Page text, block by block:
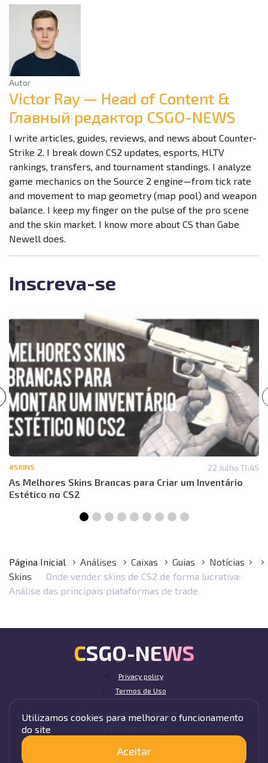
Autor
Victor Ray — Head of Content &
Главный редактор CSGO-NEWS
I write articles, guides, reviews, and news about Counter-
Strike 2. I break down CS2 updates, esports, HLTV
rankings, transfers, and tournament standings. I analyze
game mechanics on the Source 2 engine—from tick rate
and movement to map geometry (map pool) and weapon
balance. I keep my finger on the pulse of the pro scene
and the skin market. I know more about CS than Gabe
Newell does.
Inscreva-se
#SKINS 22 Julho 11:45
As Melhores Skins Brancas para Criar um Inventário
Estético no CS2
Página Inicial Análises Caixas Guias
Notícias
Skins
Onde vender skins de CS2 de forma lucrativa:
Análise das principais plataformas de trade
CSGO-NEWS
Privacy policy
Termos de Uso
Operated by BLOOM DIRECT LLC
Utilizamos cookies para melhorar o funcionamento
do site
Aceitar